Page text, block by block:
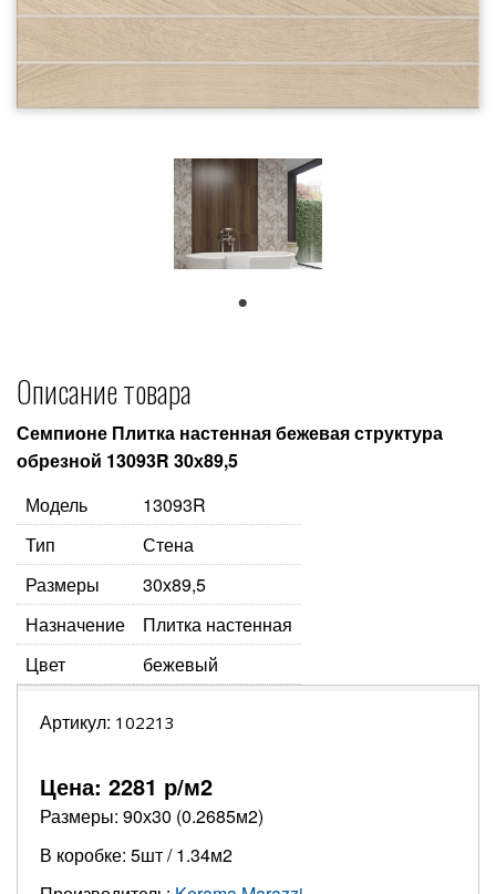
Описание товара
Семпионе Плитка настенная бежевая структура
обрезной 13093R 30х89,5
Модель
13093R
Тип
Стена
Размеры
30х89,5
Назначение
Плитка настенная
Цвет
бежевый
Артикул: 102213
Цена: 2281 р/м2
Размеры: 90х30 (0.2685м2)
В коробке: 5шт / 1.34м2